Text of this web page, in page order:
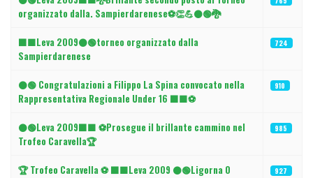
organizzato dalla. Sampierdarenese⚽👏💪⚫🟢🐉
⬛🟩Leva 2009⚫🟢torneo organizzato dalla
Sampierdarenese
724
⚫🟢 Congratulazioni a Filippo La Spina convocato nella
Rappresentativa Regionale Under 16 ⬛🟩⚽
910
⚫🟢Leva 2009⬛🟩 ⚽Prosegue il brillante cammino nel
Trofeo Caravella🏆
985
🏆 Trofeo Caravella ⚽ ⬛🟩Leva 2009 ⚫🟢Ligorna 0
927